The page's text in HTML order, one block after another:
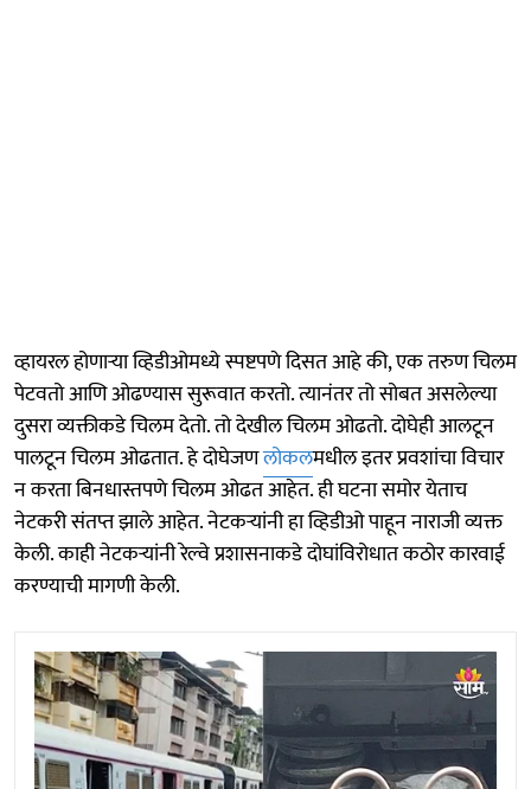
व्हायरल होणाऱ्या व्हिडीओमध्ये स्पष्टपणे दिसत आहे की, एक तरुण चिलम
पेटवतो आणि ओढण्यास सुरूवात करतो. त्यानंतर तो सोबत असलेल्या
दुसरा व्यक्तीकडे चिलम देतो. तो देखील चिलम ओढतो. दोघेही आलटून
पालटून चिलम ओढतात. हे दोघेजणलोकलमधील इतर प्रवशांचा विचार
न करता बिनधास्तपणे चिलम ओढत आहेत. ही घटना समोर येताच
नेटकरी संतप्त झाले आहेत. नेटकऱ्यांनी हा व्हिडीओ पाहून नाराजी व्यक्त
केली. काही नेटकऱ्यांनी रेल्वे प्रशासनाकडे दोघांविरोधात कठोर कारवाई
करण्याची मागणी केली.